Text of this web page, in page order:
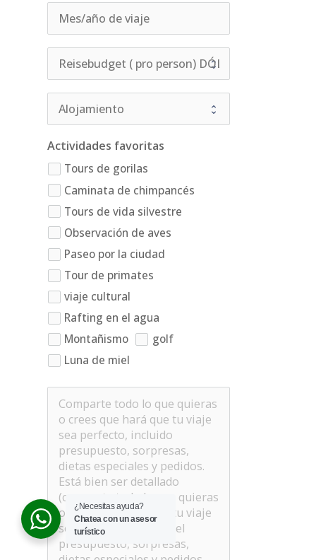
Actividades favoritas
Tours de gorilas
Caminata de chimpancés
Tours de vida silvestre
Observación de aves
Paseo por la ciudad
Tour de primates
viaje cultural
Rafting en el agua
Montañismo
golf
Luna de miel
¿Necesitas ayuda?
Chatea con un asesor
turístico